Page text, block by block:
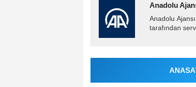
Anadolu
Anadolu
tarafından